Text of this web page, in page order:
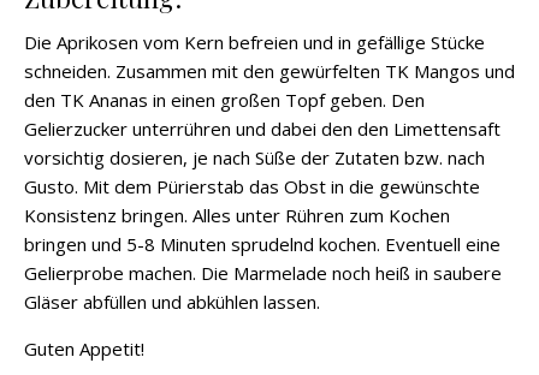
Die Aprikosen vom Kern befreien und in gefällige Stücke
schneiden. Zusammen mit den gewürfelten TK Mangos und
den TK Ananas in einen großen Topf geben. Den
Gelierzucker unterrühren und dabei den den Limettensaft
vorsichtig dosieren, je nach Süße der Zutaten bzw. nach
Gusto. Mit dem Pürierstab das Obst in die gewünschte
Konsistenz bringen. Alles unter Rühren zum Kochen
bringen und 5-8 Minuten sprudelnd kochen. Eventuell eine
Gelierprobe machen. Die Marmelade noch heiß in saubere
Gläser abfüllen und abkühlen lassen.
Guten Appetit!